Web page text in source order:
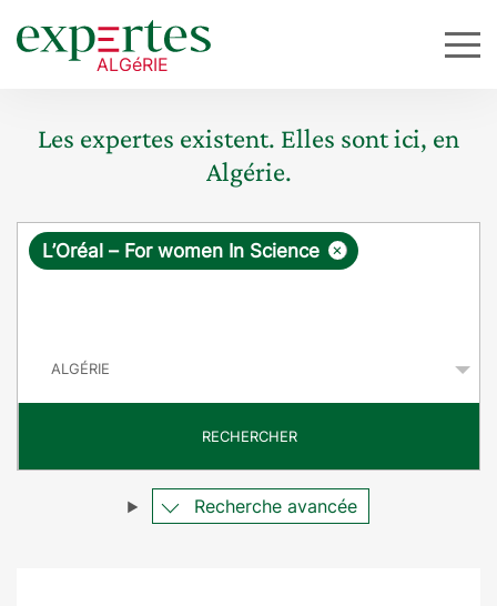
Les expertes existent. Elles sont ici, en
Algérie.
R
ê
e
×
L’Oréal – For women In Science
RECHERCHER
Recherche avancée